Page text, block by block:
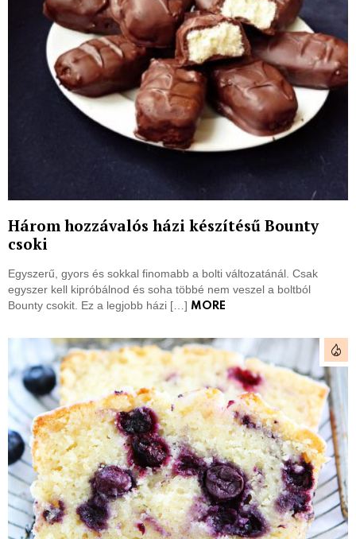
Három hozzávalós házi készítésű Bounty
csoki
Egyszerű, gyors és sokkal finomabb a bolti változatánál. Csak
egyszer kell kipróbálnod és soha többé nem veszel a boltból
Bounty csokit. Ez a legjobb házi […] MORE